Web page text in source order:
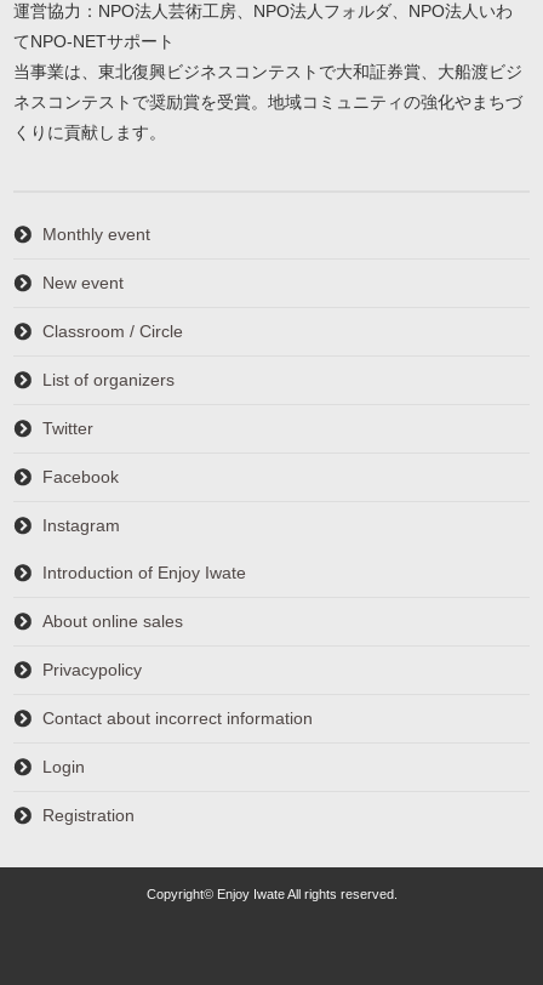
運営協力：NPO法人芸術工房、NPO法人フォルダ、NPO法人いわ
てNPO-NETサポート
当事業は、東北復興ビジネスコンテストで大和証券賞、大船渡ビジ
ネスコンテストで奨励賞を受賞。地域コミュニティの強化やまちづ
くりに貢献します。
Monthly event
New event
Classroom / Circle
List of organizers
Twitter
Facebook
Instagram
Introduction of Enjoy Iwate
About online sales
Privacypolicy
Contact about incorrect information
Login
Registration
Copyright© Enjoy Iwate All rights reserved.